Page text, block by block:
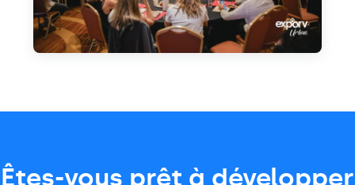
Êtes-vous prêt à développer